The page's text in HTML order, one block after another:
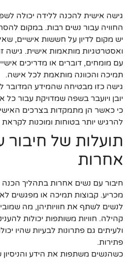
גישה אישית להכנה ללידה יכולה
החוויה עבור נשים רבות. במקום
יש מקום לדיון על חששות אישיים,
ואסטרטגיות מותאמות אישית. גישה
עם מומחים, דוברים או מדריכים
תמיכה והכוונה מותאמת לכל אישה.
גישה כזו מבטיחה שהמידע המדובר
יובן ויועבר בשפה שמדויקת עבור
כי כאשר הן מתמקדות בצרכים
להרגיש יותר בטוחות ומוכנות
תועלות של חיבור
אחרות
חיבור עם נשים אחרות בתהליך הכנה
מכריע. קבוצות תמיכה או מפגשים
לנשים לשתף את חוויותיהן, מה
קהילה. חוויות משותפות יכולות
ולעיתים גם פתרונות לבעיות שהיו
פתירות.
כשהנשים משתפות את הידע